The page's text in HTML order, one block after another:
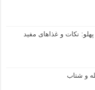
نکات و غذاهای مفید
و شتاب